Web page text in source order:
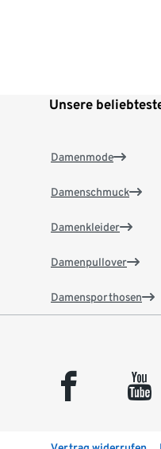
Unsere
Damenmode
Damenschmuck
Damenkleider
Damenpullover
Damensporthosen
facebook youtube